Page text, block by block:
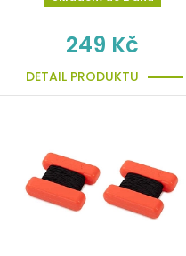
249 Kč
DETAIL PRODUKTU